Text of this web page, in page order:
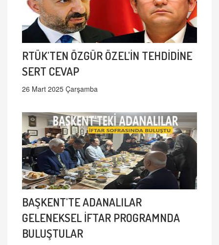
RTÜK'TEN ÖZGÜR ÖZEL'İN TEHDİDİNE
SERT CEVAP
26 Mart 2025 Çarşamba
BAŞKENT'TE ADANALILAR
GELENEKSEL İFTAR PROGRAMNDA
BULUŞTULAR